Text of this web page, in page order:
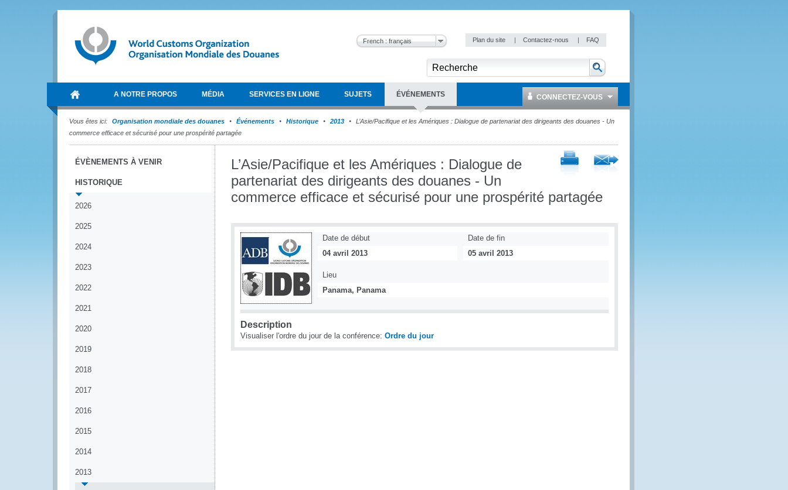
French : français Plan du site | Contactez-nous | FAQ
A NOTRE PROPOS MÉDIA SERVICES EN LIGNE SUJETS ÉVÉNEMENTS CONNECTEZ-VOUS
Vous êtes ici: Organisation mondiale des douanes Événements Historique 2013
L’Asie/Pacifique et les Amériques : Dialogue de partenariat des dirigeants des douanes - Un
commerce efficace et sécurisé pour une prospérité partagée
ÉVÈNEMENTS À VENIR
HISTORIQUE
2026
2025
2024
2023
2022
2021
2020
2019
2018
2017
2016
2015
2014
2013
L’Asie/Pacifique et les Amériques : Dialogue de
partenariat des dirigeants des douanes - Un
commerce efficace et sécurisé pour une prospérité partagée
Date de début
04 avril 2013
Date de fin
05 avril 2013
Lieu
Panama, Panama
Description
Visualiser l'ordre du jour de la conférence: Ordre du jour